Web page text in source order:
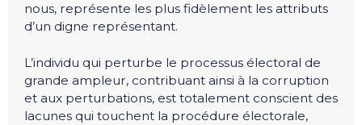
nous, représente les plus fidèlement les attributs
d’un digne représentant.
L’individu qui perturbe le processus électoral de
grande ampleur, contribuant ainsi à la corruption
et aux perturbations, est totalement conscient des
lacunes qui touchent la procédure électorale,